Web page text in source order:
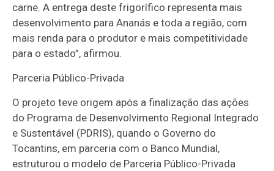
carne. A entrega deste frigorífico representa mais
desenvolvimento para Ananás e toda a região, com
mais renda para o produtor e mais competitividade
para o estado”, afirmou.
Parceria Público-Privada
O projeto teve origem após a finalização das ações
do Programa de Desenvolvimento Regional Integrado
e Sustentável (PDRIS), quando o Governo do
Tocantins, em parceria com o Banco Mundial,
estruturou o modelo de Parceria Público-Privada